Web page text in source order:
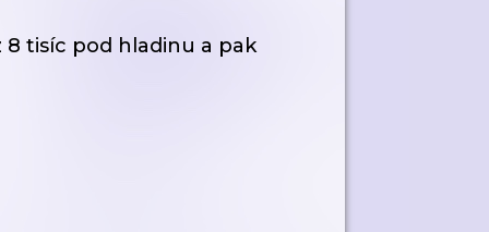
8 tisíc pod hladinu a pak